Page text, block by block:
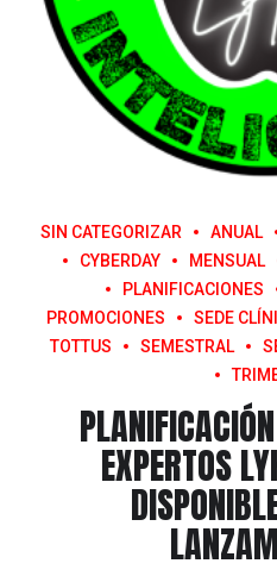
SIN CATEGORIZAR ANUAL
CYBERDAY
MENSUAL
PLANIFICACIONES
PROMOCIONES
SEDE
TOTTUS
SEMESTRAL
EXPERTOS